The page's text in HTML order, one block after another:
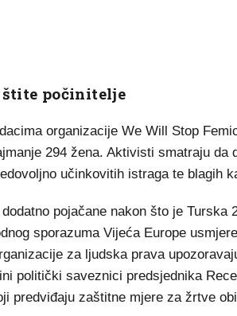
počinitelje
organizacije We Will Stop
294 žena. Aktivisti smatraju
učinkovitih istraga te blagih
pojačane nakon što je
sporazuma Vijeća Europe
za ljudska prava
politički saveznici predsjednika
predviđaju zaštitne mjere za žrtve